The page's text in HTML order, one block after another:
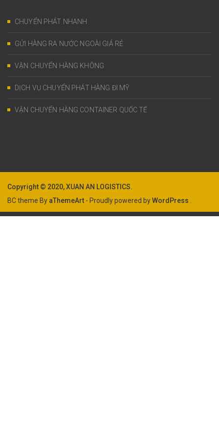
CHUYỂN PHÁT NHANH
GỬI HÀNG RA NƯỚC NGOÀI GIÁ RẺ
VẬN CHUYỂN HÀNG KHÔNG
DỊCH VỤ CHUYỂN PHÁT HÀNG ĐI MỸ
VẬN CHUYỂN HÀNG CONTAINER QUỐC TẾ
Copyright © 2020, XUAN AN LOGISTICS.
BC theme By aThemeArt - Proudly powered byWordPress .